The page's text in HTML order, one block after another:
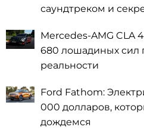
саундтреком и
Mercedes-AMG CLA
680 лошадиных сил
реальности
Ford Fathom:
000 долларов,
дождемся